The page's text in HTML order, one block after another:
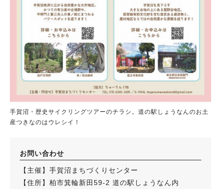
手賀沼・歴史サイクリングツアーのチラシ。道の駅しょうなんのお土
産つきなのはウレシイ！
お問い合わせ
【主催】手賀沼まちづくりセンター
【住所】柏市箕輪新田59-2 道の駅しょうなん内